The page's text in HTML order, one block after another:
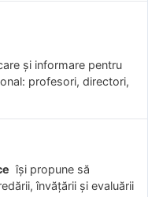
și informare pentru
profesori, directori,
îşi propune să
învăţării şi evaluării